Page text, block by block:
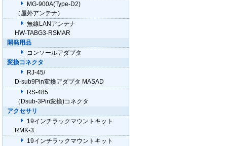
MG-900A(Type-D2)
（屋外アンテナ）
無線LANアンテナ
HW-TABG3-RSMAR
開発用品
コンソールアダプタ
変換コネクタ
RJ-45/
D-sub9Pin変換アダプタ MASAD
RS-485
（Dsub-3Pin変換)コネクタ
アクセサリ
19インチラックマウントキット
RMK-3
19インチラックマウントキット